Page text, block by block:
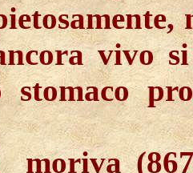
vivo
stomaco